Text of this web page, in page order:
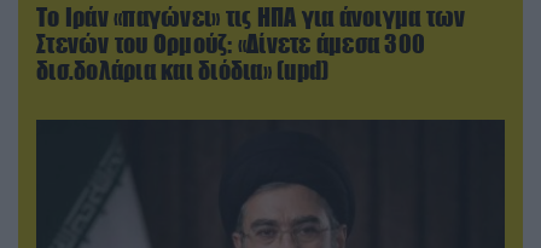
Το Ιράν «παγώνει» τις ΗΠΑ για άνοιγμα των
Στενών του Ορμούζ: «Δίνετε άμεσα 300
δισ.δολάρια και διόδια» (upd)